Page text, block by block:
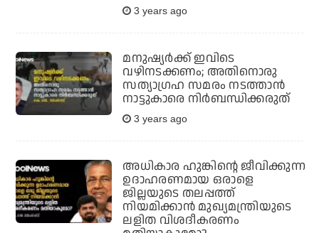
3 years ago
മനുഷ്യര്‍ക്ക് ഇവിടെ
വഴിനടക്കണം; അതിനൊരു
സത്യാഗ്രഹ സമരം നടത്താന്‍
നാട്ടുകാരെ നിര്‍ബന്ധിക്കരുത്
3 years ago
അധികാര ഹുങ്കിന്റെ ജീവിക്കുന്ന
ഉദാഹരണമായ ഒരാളെ
ജില്ലയുടെ തലപ്പത്ത്
നിയമിക്കാന്‍ മുഖ്യമന്ത്രിയുടെ
ലളിത വിശദീകരണം